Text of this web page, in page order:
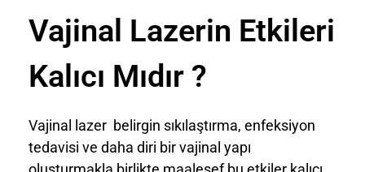
Vajinal Lazerin Etkileri
Kalıcı Mıdır ?
Vajinal lazer belirgin sıkılaştırma, enfeksiyon
tedavisi ve daha diri bir vajinal yapı